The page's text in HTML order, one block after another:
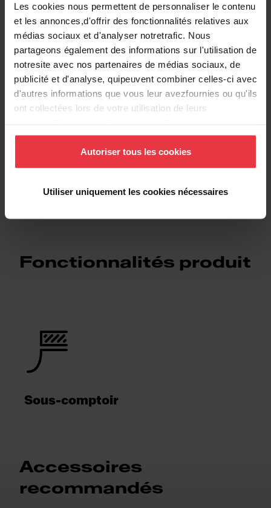
Les cookies nous permettent de personnaliser le contenu
et les annonces,d'offrir des fonctionnalités relatives aux
médias sociaux et d'analyser notretrafic. Nous
partageons également des informations sur l'utilisation de
notresite avec nos partenaires de médias sociaux, de
publicité et d'analyse, quipeuvent combiner celles-ci avec
d'autres informations que vous leur avezfournies ou qu'ils
ont collectées lors de votre utilisation de leurs
continuez à utiliser notre site Web.
Autoriser tous les cookies
Utiliser uniquement les cookies nécessaires
Informations supplémentaires
Téléchargements
Fiche produit
Fonctionnalités produit
Sous-comptoir
Accessoires
recommandés